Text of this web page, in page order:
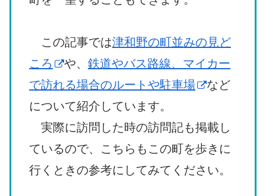
この記事では津和野の町並みの見ど
ころ
や、 鉄道やバス路線、マイカー
で訪れる場合のルートや駐車場
など
について紹介しています。
実際に訪問した時の訪問記も掲載し
ているので、こちらもこの町を歩きに
行くときの参考にしてみてください。